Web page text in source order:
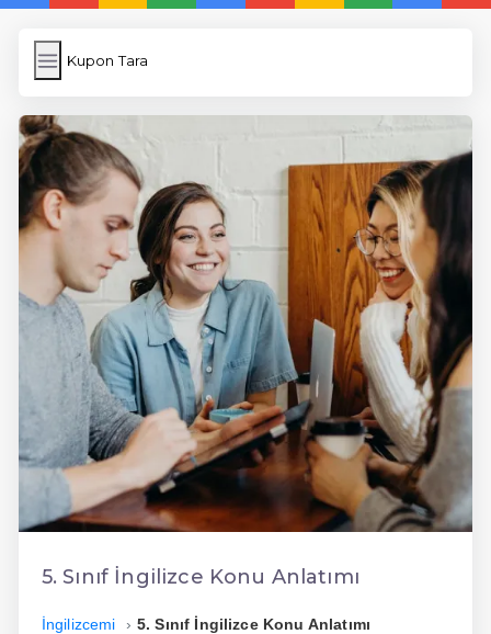
Kupon Tara
Kupon Tara
Image Upload
WP Cache Plugin
Anasayfa
5 Günde İngilizce
İngilizce
Dil Eğitimi
En Hızlı İngilizce
En Kolay İngilizce
En Ucuz İngilizce
En Uygun İngilizce
Hızlı İngilizce
5. Sınıf İngilizce Konu Anlatımı
İngilizcemi 5. Sınıf İngilizce Konu Anlatımı